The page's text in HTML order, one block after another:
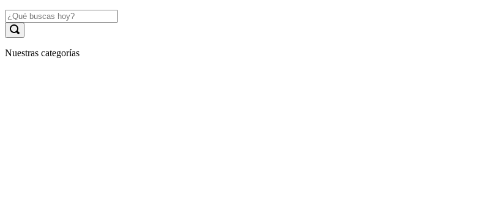
Nuestras categorías